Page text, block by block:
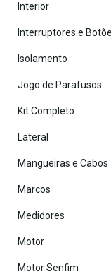
Interior
Interruptores e
Isolamento
Jogo de Parafusos
Kit Completo
Lateral
Mangueiras e Cabos
Marcos
Medidores
Motor
Motor Senfim